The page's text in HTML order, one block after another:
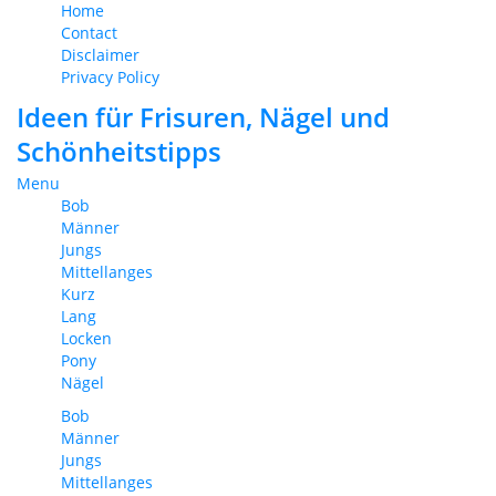
Home
Contact
Disclaimer
Privacy Policy
Ideen für Frisuren, Nägel und
Schönheitstipps
Menu
Bob
Männer
Jungs
Mittellanges
Kurz
Lang
Locken
Pony
Nägel
Bob
Männer
Jungs
Mittellanges